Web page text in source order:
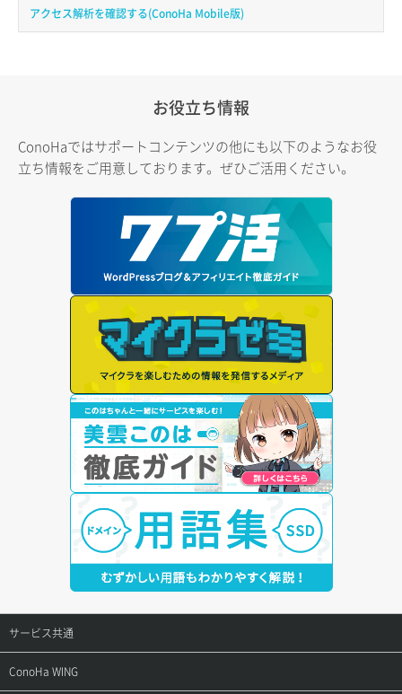
アクセス解析を確認する(ConoHa Mobile版)
お役立ち情報
ConoHaではサポートコンテンツの他にも以下のようなお役
立ち情報をご用意しております。ぜひご活用ください。
サービス共通
サポートトップ
ConoHa WING